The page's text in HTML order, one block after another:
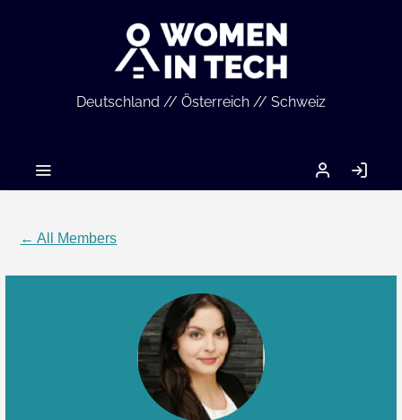
Deutschland // Österreich // Schweiz
MEIN
ACCOUNT
IN
← All Members